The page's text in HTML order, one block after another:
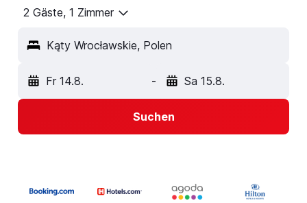
2 Gäste, 1 Zimmer
Kąty Wrocławskie, Polen
Fr 14.8. - Sa 15.8.
Suchen